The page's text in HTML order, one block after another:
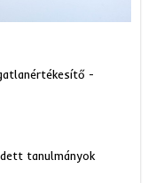
-
tanulmányok